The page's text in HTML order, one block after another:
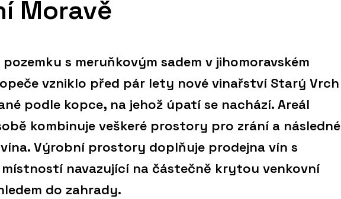
Moravě
pozemku s meruňkovým sadem v jihomoravském
vzniklo před pár lety nové vinařství Starý Vrch
podle kopce, na jehož úpatí se nachází. Areál
kombinuje veškeré prostory pro zrání a následné
Výrobní prostory doplňuje prodejna vín s
navazující na částečně krytou venkovní
do zahrady.